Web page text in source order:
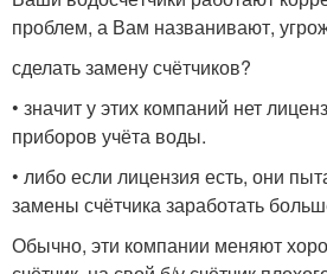
проблем, а Вам названивают,
сделать замену счётчиков?
• значит у этих компаний нет
приборов учёта воды.
• либо если лицензия есть, они
замены счётчика заработать
Обычно, эти компании меняют